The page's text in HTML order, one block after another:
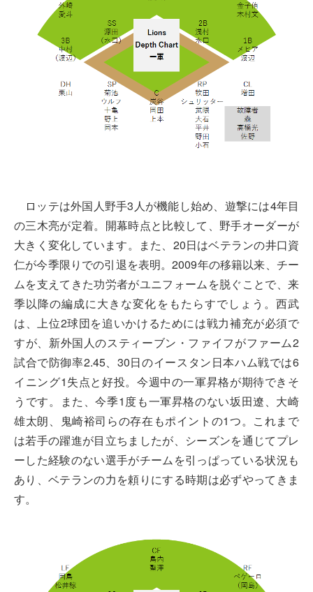
ロッテは外国人野手3人が機能し始め、遊撃には4年目
の三木亮が定着。開幕時点と比較して、野手オーダーが
大きく変化しています。また、20日はベテランの井口資
仁が今季限りでの引退を表明。2009年の移籍以来、チー
ムを支えてきた功労者がユニフォームを脱ぐことで、来
季以降の編成に大きな変化をもたらすでしょう。西武
は、上位2球団を追いかけるためには戦力補充が必須で
すが、新外国人のスティーブン・ファイフがファーム2
試合で防御率2.45、30日のイースタン日本ハム戦では6
イニング1失点と好投。今週中の一軍昇格が期待できそ
うです。また、今季1度も一軍昇格のない坂田遼、大崎
雄太朗、鬼崎裕司らの存在もポイントの1つ。これまで
は若手の躍進が目立ちましたが、シーズンを通じてプレ
ーした経験のない選手がチームを引っぱっている状況も
あり、ベテランの力を頼りにする時期は必ずやってきま
す。